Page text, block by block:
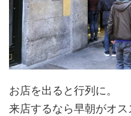
お店を出ると行列に。
来店するなら早朝がオス